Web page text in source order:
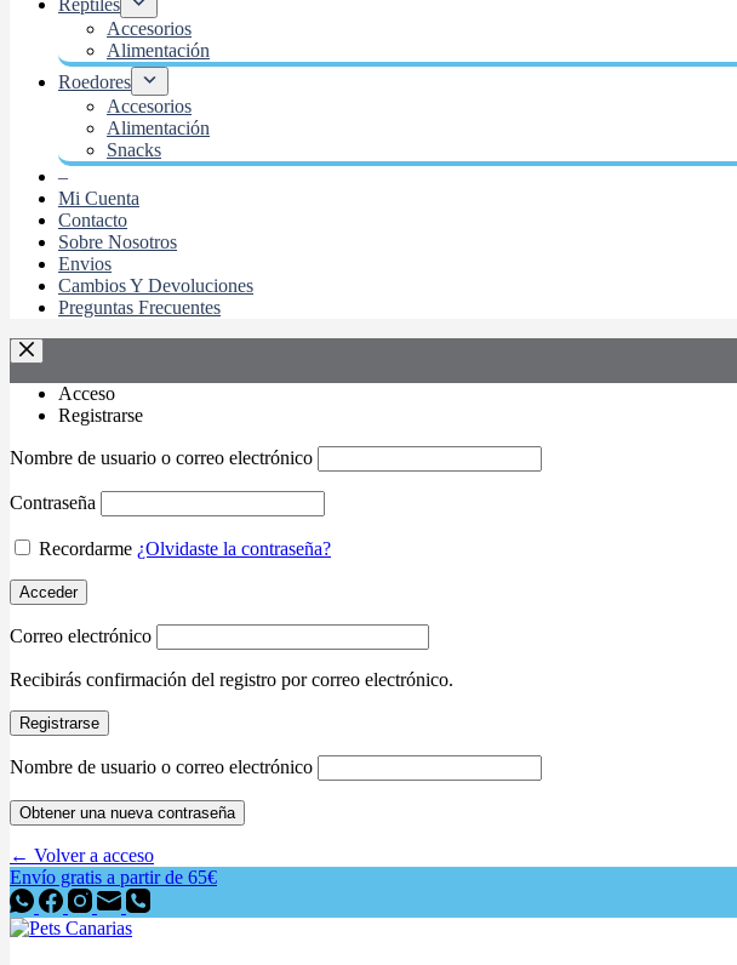
Reptiles
Accesorios
Alimentación
Roedores
Accesorios
Alimentación
Snacks
–
Mi Cuenta
Contacto
Sobre Nosotros
Envios
Cambios Y Devoluciones
Preguntas Frecuentes
Acceso
Registrarse
Nombre de usuario o correo electrónico
Contraseña
Recordarme ¿Olvidaste la contraseña?
Acceder
Correo electrónico
Recibirás confirmación del registro por correo electrónico.
Registrarse
Nombre de usuario o correo electrónico
Obtener una nueva contraseña
← Volver a acceso
Envío gratis a partir de 65€